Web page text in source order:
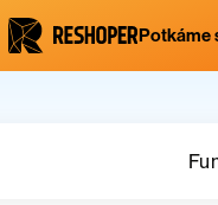
Potkáme